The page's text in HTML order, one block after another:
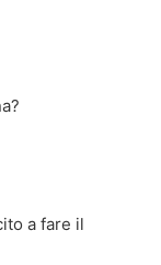
a fare il